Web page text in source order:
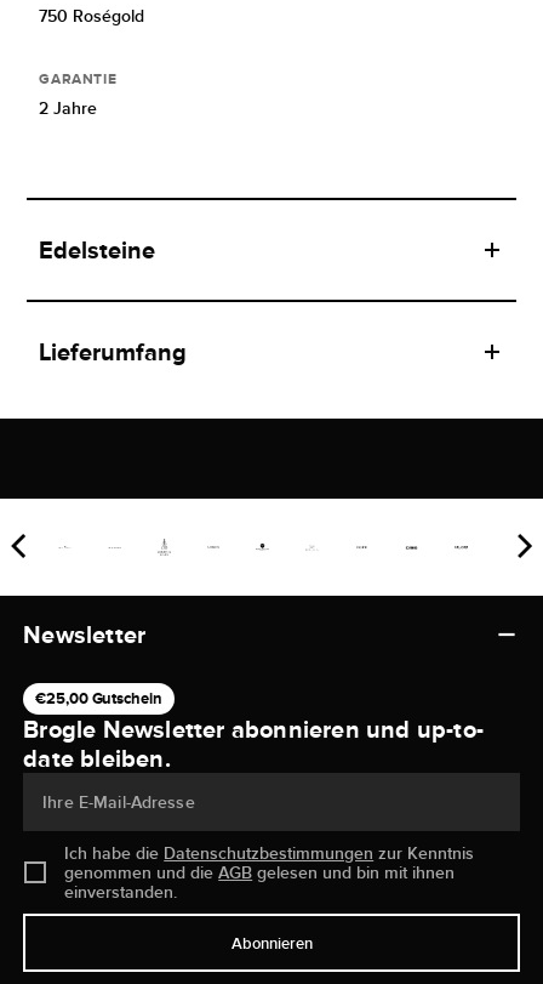
750 Roségold
GARANTIE
2 Jahre
Edelsteine
Lieferumfang
Newsletter
€25,00 Gutschein
Brogle Newsletter abonnieren und up-to-
date bleiben.
Ihre E-Mail-Adresse
Ich habe die Datenschutzbestimmungen zur Kenntnis
genommen und dieAGB gelesen und bin mit ihnen
einverstanden.
Abonnieren